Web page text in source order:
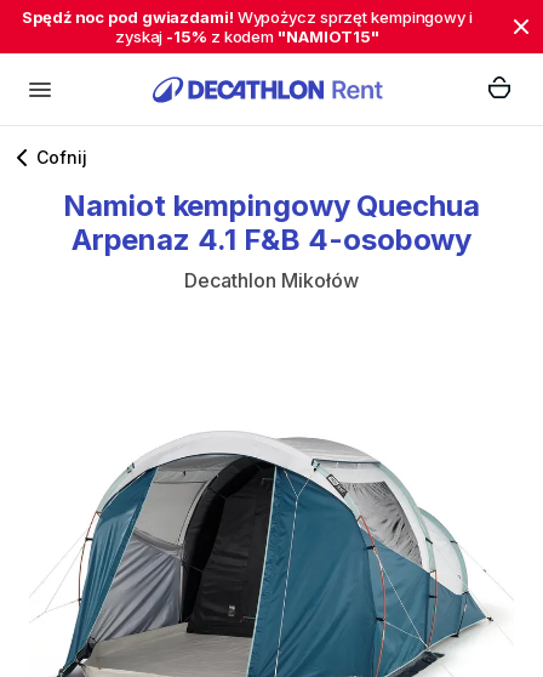
Spędź noc pod gwiazdami! Wypożycz sprzęt kempingowy i
zyskaj -15% z kodem "NAMIOT15"
Cofnij
Namiot kempingowy Quechua
Arpenaz 4.1 F&B 4-osobowy
Decathlon Mikołów